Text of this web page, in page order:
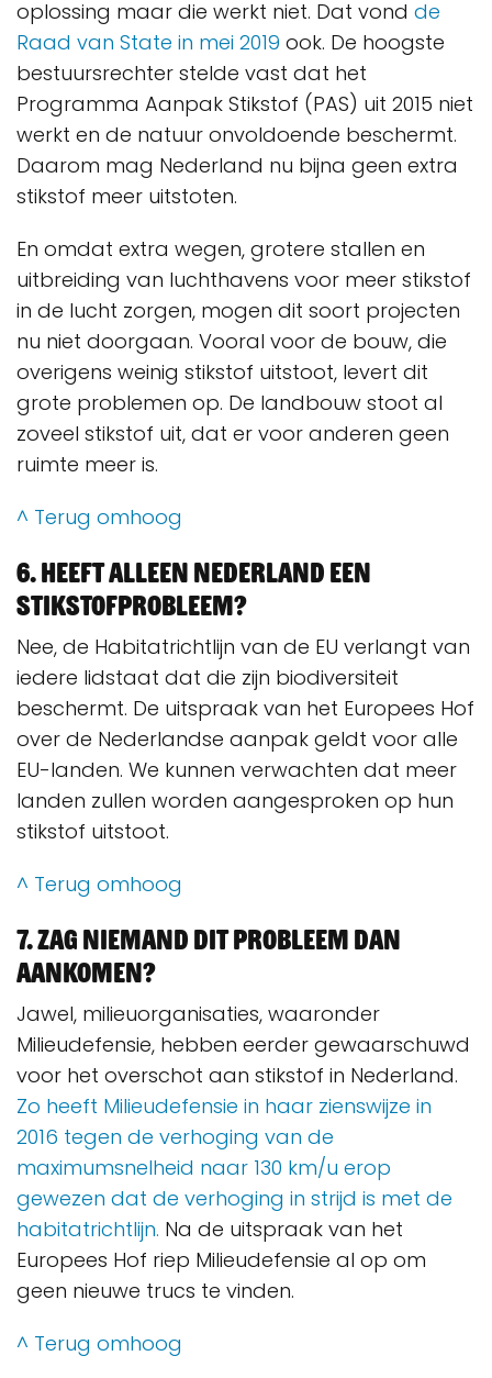
oplossing maar die werkt niet. Dat vond de
Raad van State in mei 2019 ook. De hoogste
bestuursrechter stelde vast dat het
Programma Aanpak Stikstof (PAS) uit 2015 niet
werkt en de natuur onvoldoende beschermt.
Daarom mag Nederland nu bijna geen extra
stikstof meer uitstoten.
En omdat extra wegen, grotere stallen en
uitbreiding van luchthavens voor meer stikstof
in de lucht zorgen, mogen dit soort projecten
nu niet doorgaan. Vooral voor de bouw, die
overigens weinig stikstof uitstoot, levert dit
grote problemen op. De landbouw stoot al
zoveel stikstof uit, dat er voor anderen geen
ruimte meer is.
^ Terug omhoog
6. Heeft alleen Nederland een
stikstofprobleem?
Nee, de Habitatrichtlijn van de EU verlangt van
iedere lidstaat dat die zijn biodiversiteit
beschermt. De uitspraak van het Europees Hof
over de Nederlandse aanpak geldt voor alle
EU-landen. We kunnen verwachten dat meer
landen zullen worden aangesproken op hun
stikstof uitstoot.
^ Terug omhoog
7. Zag niemand dit probleem dan
aankomen?
Jawel, milieuorganisaties, waaronder
Milieudefensie, hebben eerder gewaarschuwd
voor het overschot aan stikstof in Nederland.
Zo heeft Milieudefensie in haar zienswijze in
2016 tegen de verhoging van de
maximumsnelheid naar 130 km/u erop
gewezen dat de verhoging in strijd is met de
habitatrichtlijn. Na de uitspraak van het
Europees Hof riep Milieudefensie al op om
geen nieuwe trucs te vinden.
^ Terug omhoog